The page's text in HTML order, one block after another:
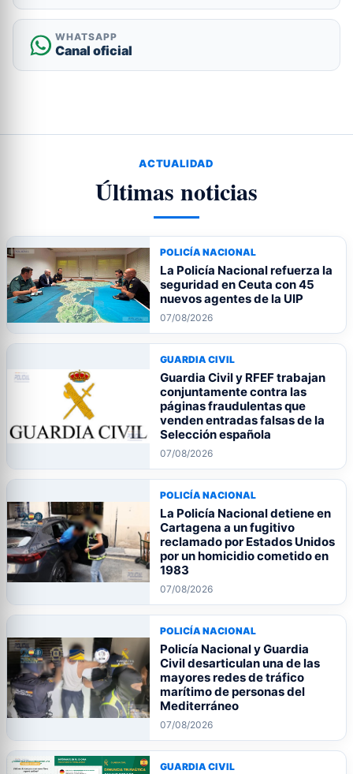
WHATSAPP
Canal oficial
ACTUALIDAD
Últimas noticias
POLICÍA NACIONAL
La Policía Nacional refuerza la
seguridad en Ceuta con 45
nuevos agentes de la UIP
07/08/2026
GUARDIA CIVIL
Guardia Civil y RFEF trabajan
conjuntamente contra las
páginas fraudulentas que
venden entradas falsas de la
Selección española
07/08/2026
POLICÍA NACIONAL
La Policía Nacional detiene en
Cartagena a un fugitivo
reclamado por Estados Unidos
por un homicidio cometido en
1983
07/08/2026
POLICÍA NACIONAL
Policía Nacional y Guardia
Civil desarticulan una de las
mayores redes de tráfico
marítimo de personas del
Mediterráneo
07/08/2026
GUARDIA CIVIL